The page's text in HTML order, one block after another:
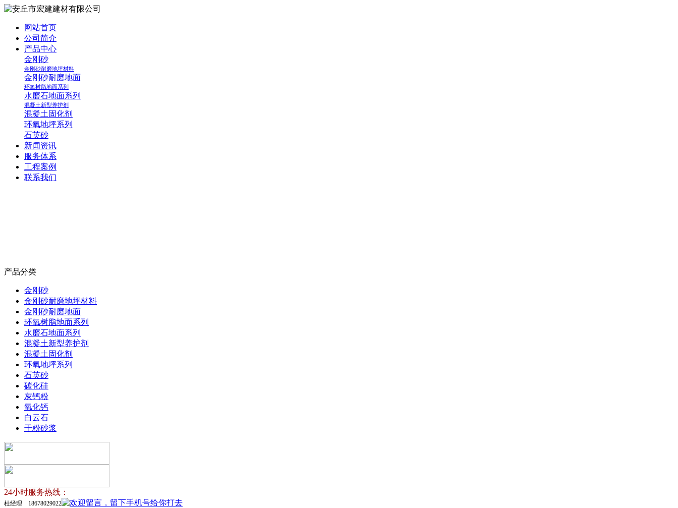
网站首页
公司简介
产品中心
金刚砂
金刚砂耐磨地坪材料
金刚砂耐磨地面
环氧树脂地面系列
水磨石地面系列
混凝土新型养护剂
混凝土固化剂
环氧地坪系列
石英砂
新闻资讯
服务体系
工程案例
联系我们
产品分类
金刚砂
金刚砂耐磨地坪材料
金刚砂耐磨地面
环氧树脂地面系列
水磨石地面系列
混凝土新型养护剂
混凝土固化剂
环氧地坪系列
石英砂
碳化硅
灰钙粉
氧化钙
白云石
干粉砂浆
24小时服务热线：
杜经理 18678029022